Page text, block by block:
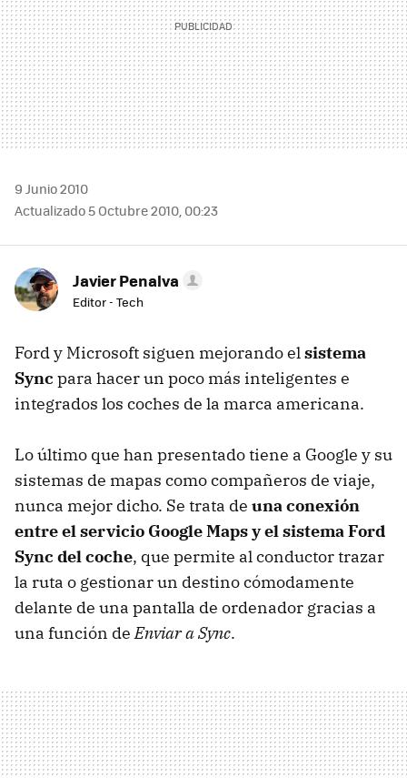
9 Junio 2010
Actualizado 5 Octubre 2010, 00:23
Javier Penalva
Editor - Tech
Ford y Microsoft siguen mejorando elsistema
Sync para hacer un poco más inteligentes e
integrados los coches de la marca americana.
Lo último que han presentado tiene a Google y su
sistemas de mapas como compañeros de viaje,
nunca mejor dicho. Se trata de una conexión
entre el servicio Google Maps y el sistema Ford
Sync del coche, que permite al conductor trazar
la ruta o gestionar un destino cómodamente
delante de una pantalla de ordenador gracias a
una función deEnviar a Sync.